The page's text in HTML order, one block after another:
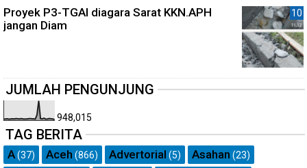
Proyek P3-TGAI diagara Sarat KKN.APH
jangan Diam
JUMLAH PENGUNJUNG
948,015
TAG BERITA
A(37) Aceh (866) Advertorial (5) Asahan (23)